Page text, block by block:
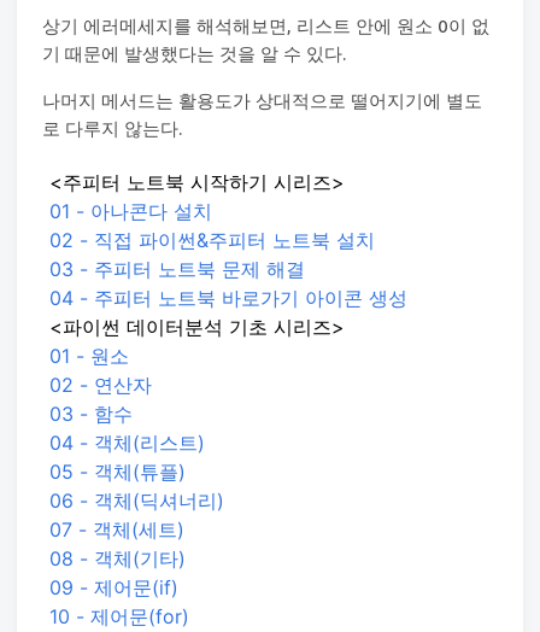
상기 에러메세지를 해석해보면, 리스트 안에 원소 0이 없
기 때문에 발생했다는 것을 알 수 있다.
나머지 메서드는 활용도가 상대적으로 떨어지기에 별도
로 다루지 않는다.
<주피터 노트북 시작하기 시리즈>
01 - 아나콘다 설치
02 - 직접 파이썬&주피터 노트북 설치
03 - 주피터 노트북 문제 해결
04 - 주피터 노트북 바로가기 아이콘 생성
<파이썬 데이터분석 기초 시리즈>
01 - 원소
02 - 연산자
03 - 함수
04 - 객체(리스트)
05 - 객체(튜플)
06 - 객체(딕셔너리)
07 - 객체(세트)
08 - 객체(기타)
09 - 제어문(if)
10 - 제어문(for)